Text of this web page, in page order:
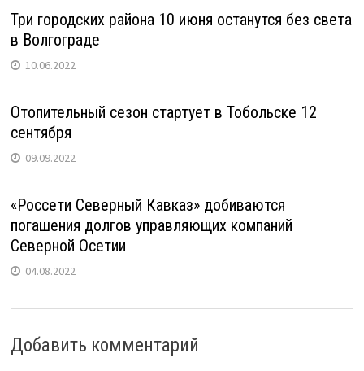
Три городских района 10 июня останутся без света
в Волгограде
10.06.2022
Отопительный сезон стартует в Тобольске 12
сентября
09.09.2022
«Россети Северный Кавказ» добиваются
погашения долгов управляющих компаний
Северной Осетии
04.08.2022
Добавить комментарий